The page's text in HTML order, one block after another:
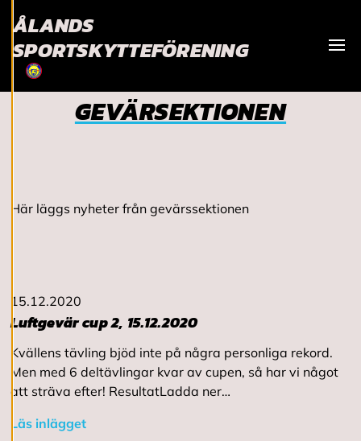
när som helst. Läs
mer om våra
cookies.
a
e
s
A
v
v
i
s
a
ÅLANDS
SPORTSKYTTEFÖRENING
GEVÄRSEKTIONEN
Här läggs nyheter från gevärssektionen
15.12.2020
Luftgevär cup 2, 15.12.2020
Kvällens tävling bjöd inte på några personliga rekord.
Men med 6 deltävlingar kvar av cupen, så har vi något
att sträva efter! ResultatLadda ner…
Läs inlägget